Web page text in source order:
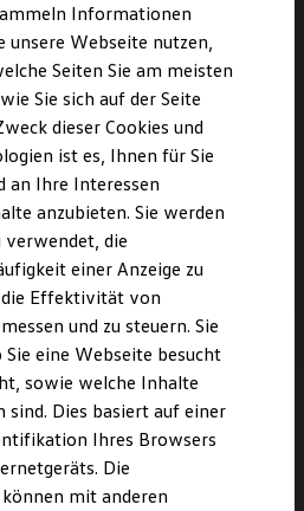
6
Versionen und Updates
zu Ihrem ID.
R Experience
Informationen
unsere Webseite nutzen,
Seiten Sie am meisten
Sie sich auf der Seite
dieser Cookies und
ist es, Ihnen für Sie
an Ihre Interessen
anzubieten. Sie werden
verwendet, die
einer Anzeige zu
die Effektivität von
und zu steuern. Sie
eine Webseite besucht
sowie welche Inhalte
sind. Dies basiert auf einer
Ihres Browsers
Die
mit anderen